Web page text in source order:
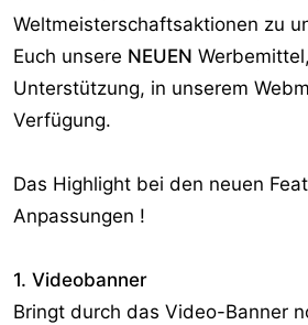
r
t
m
Weltmeisterschaftsaktionen zu
Euch unsere NEUEN
Unterstützung, in unserem
Verfügung.
Das Highlight bei den neuen
Anpassungen !
1. Videobanner
Bringt durch das Video-Banner